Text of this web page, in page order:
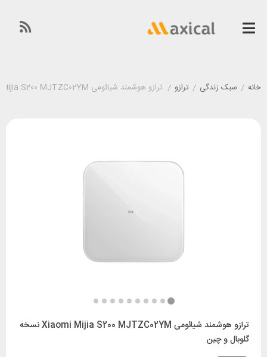
خانه / سبک زندگی / ترازو / ترازو هوشمند شیائومی Xiaomi Mijia S200 MJTZC02YM نسخه گلوبال و چین
ترازو هوشمند شیائومی Xiaomi Mijia S200 MJTZC02YM نسخه
گلوبال و چین